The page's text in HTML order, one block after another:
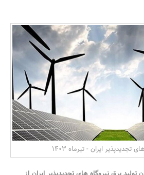
مسکن و ساختمان
ایران - تیرماه 1403